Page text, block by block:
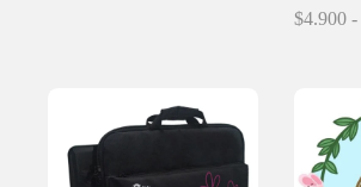
$4.900 -